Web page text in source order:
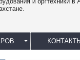
КОНТАКТЫ